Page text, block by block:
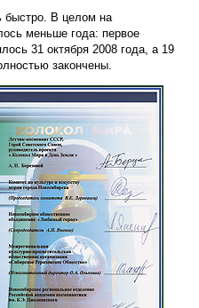
быстро. В целом на
меньше года: первое
31 октября 2008 года, а 19
закончены.